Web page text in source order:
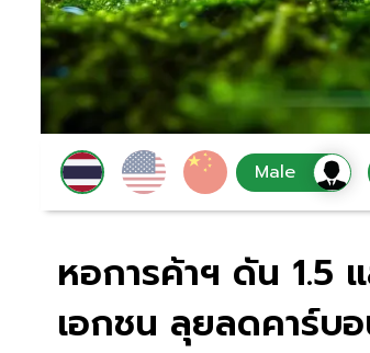
หอการค้าฯ ดัน 1.5
เอกชน ลุยลดคาร์บ